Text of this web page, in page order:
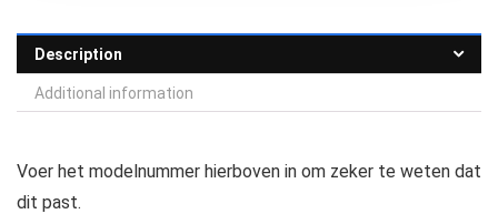
Description
Additional information
Voer het modelnummer hierboven in om zeker te weten dat
dit past.